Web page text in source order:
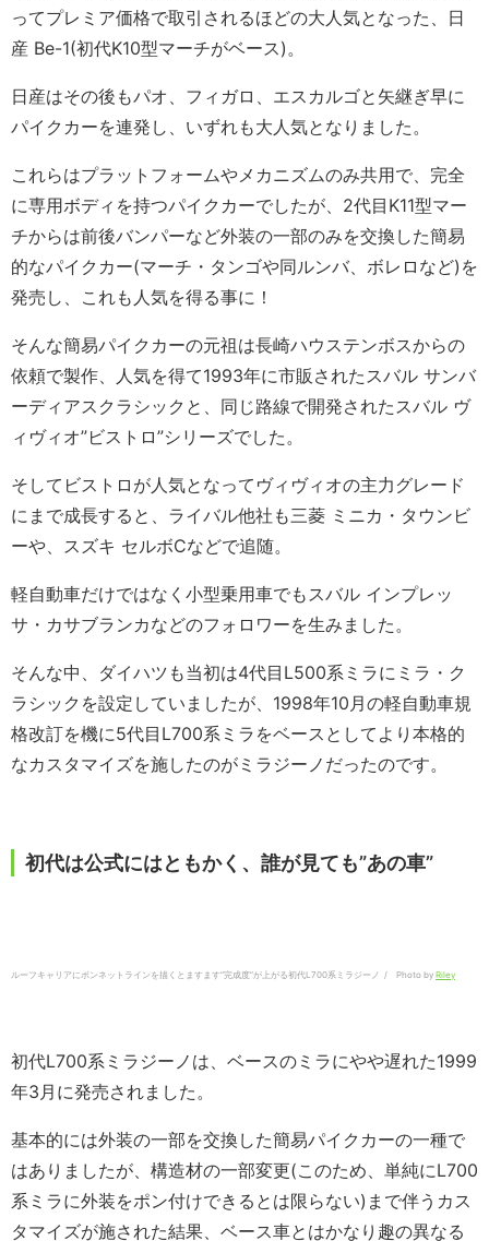
ってプレミア価格で取引されるほどの大人気となった、日
産 Be-1(初代K10型マーチがベース)。
日産はその後もパオ、フィガロ、エスカルゴと矢継ぎ早に
パイクカーを連発し、いずれも大人気となりました。
これらはプラットフォームやメカニズムのみ共用で、完全
に専用ボディを持つパイクカーでしたが、2代目K11型マー
チからは前後バンパーなど外装の一部のみを交換した簡易
的なパイクカー(マーチ・タンゴや同ルンバ、ボレロなど)を
発売し、これも人気を得る事に！
そんな簡易パイクカーの元祖は長崎ハウステンボスからの
依頼で製作、人気を得て1993年に市販されたスバル サンバ
ーディアスクラシックと、同じ路線で開発されたスバル ヴ
ィヴィオ”ビストロ”シリーズでした。
そしてビストロが人気となってヴィヴィオの主力グレード
にまで成長すると、ライバル他社も三菱 ミニカ・タウンビ
ーや、スズキ セルボCなどで追随。
軽自動車だけではなく小型乗用車でもスバル インプレッ
サ・カサブランカなどのフォロワーを生みました。
そんな中、ダイハツも当初は4代目L500系ミラにミラ・ク
ラシックを設定していましたが、1998年10月の軽自動車規
格改訂を機に5代目L700系ミラをベースとしてより本格的
なカスタマイズを施したのがミラジーノだったのです。
初代は公式にはともかく、誰が見ても”あの車”
ルーフキャリアにボンネットラインを描くとますます”完成度”が上がる初代L700系ミラジーノ / Photo by Riley
初代L700系ミラジーノは、ベースのミラにやや遅れた1999
年3月に発売されました。
基本的には外装の一部を交換した簡易パイクカーの一種で
はありましたが、構造材の一部変更(このため、単純にL700
系ミラに外装をポン付けできるとは限らない)まで伴うカス
タマイズが施された結果、ベース車とはかなり趣の異なる